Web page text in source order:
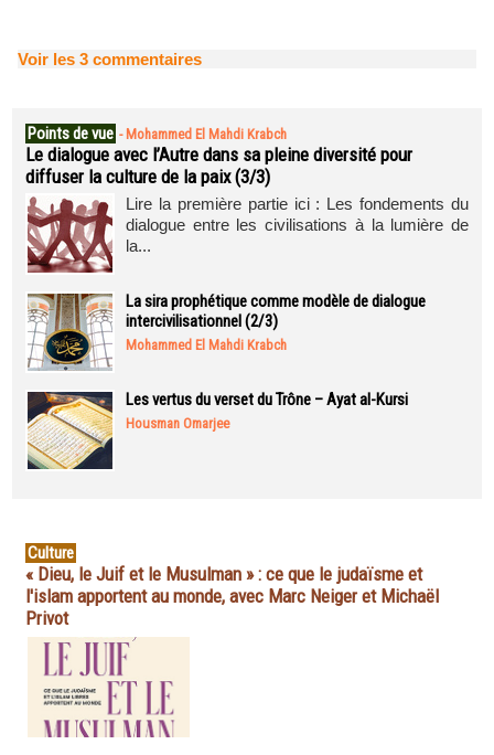
Voir les 3 commentaires
Points de vue - Mohammed El Mahdi Krabch
Le dialogue avec l’Autre dans sa pleine diversité pour
diffuser la culture de la paix (3/3)
Lire la première partie ici : Les fondements du
dialogue entre les civilisations à la lumière de
la...
La sira prophétique comme modèle de dialogue
intercivilisationnel (2/3)
Mohammed El Mahdi Krabch
Les vertus du verset du Trône – Ayat al-Kursi
Housman Omarjee
Culture
« Dieu, le Juif et le Musulman » : ce que le judaïsme et
l'islam apportent au monde, avec Marc Neiger et Michaël
Privot